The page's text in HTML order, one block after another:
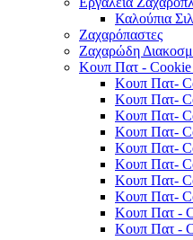
Καλούπια
Ζαχαρόπαστες
Ζαχαρώδη
Κουπ Πατ - Cookie
Κουπ Πατ-
Κουπ Πατ-
Κουπ Πατ-
Κουπ Πατ-
Κουπ Πατ-
Κουπ Πατ-
Κουπ Πατ-
Κουπ Πατ-
Κουπ Πατ -
Κουπ Πατ -